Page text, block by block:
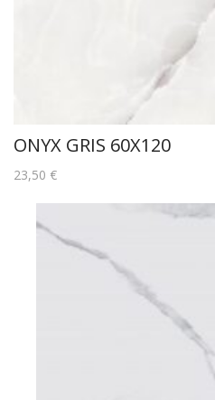
ONYX GRIS 60X120
23,50 €